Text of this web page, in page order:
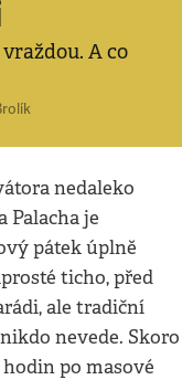
A co
nedaleko
Palacha je
pátek úplně
ticho, před
ale tradiční
nevede. Skoro
po masové